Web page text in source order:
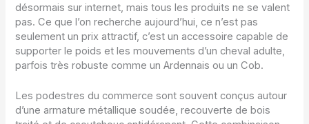
désormais sur internet, mais tous les produits ne se valent
pas. Ce que l’on recherche aujourd’hui, ce n’est pas
seulement un prix attractif, c’est un accessoire capable de
supporter le poids et les mouvements d’un cheval adulte,
parfois très robuste comme un Ardennais ou un Cob.
Les podestres du commerce sont souvent conçus autour
d’une armature métallique soudée, recouverte de bois